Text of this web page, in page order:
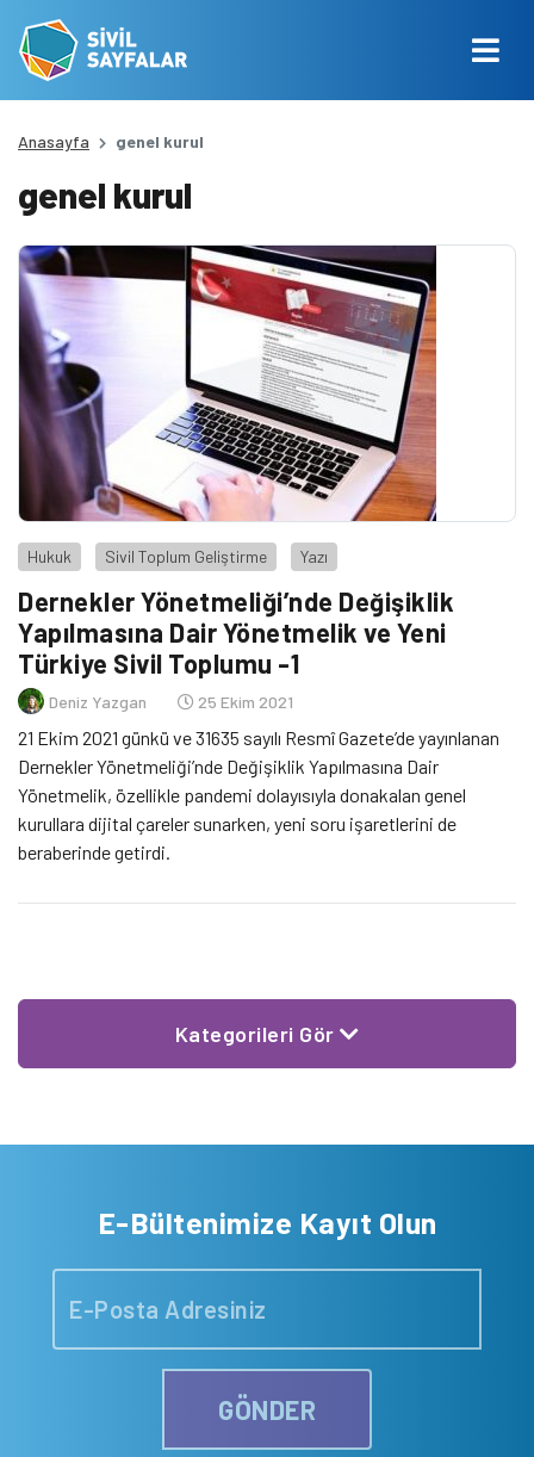
Anasayfa genel kurul
genel kurul
Hukuk Sivil Toplum Geliştirme Yazı
Dernekler Yönetmeliği’nde Değişiklik
Yapılmasına Dair Yönetmelik ve Yeni
Türkiye Sivil Toplumu -1
Deniz Yazgan 25 Ekim 2021
21 Ekim 2021 günkü ve 31635 sayılı Resmî Gazete’de yayınlanan
Dernekler Yönetmeliği’nde Değişiklik Yapılmasına Dair
Yönetmelik, özellikle pandemi dolayısıyla donakalan genel
kurullara dijital çareler sunarken, yeni soru işaretlerini de
beraberinde getirdi.
Kategorileri Gör
E-Bültenimize Kayıt Olun
GÖNDER